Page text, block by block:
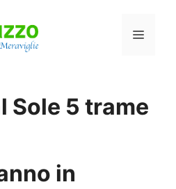
Menu
Sole 5 trame
in